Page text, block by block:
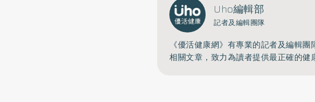
Uho編輯部
記者及編輯團隊
《優活健康網》有專業的記者及編輯
相關文章，致力為讀者提供最正確的健